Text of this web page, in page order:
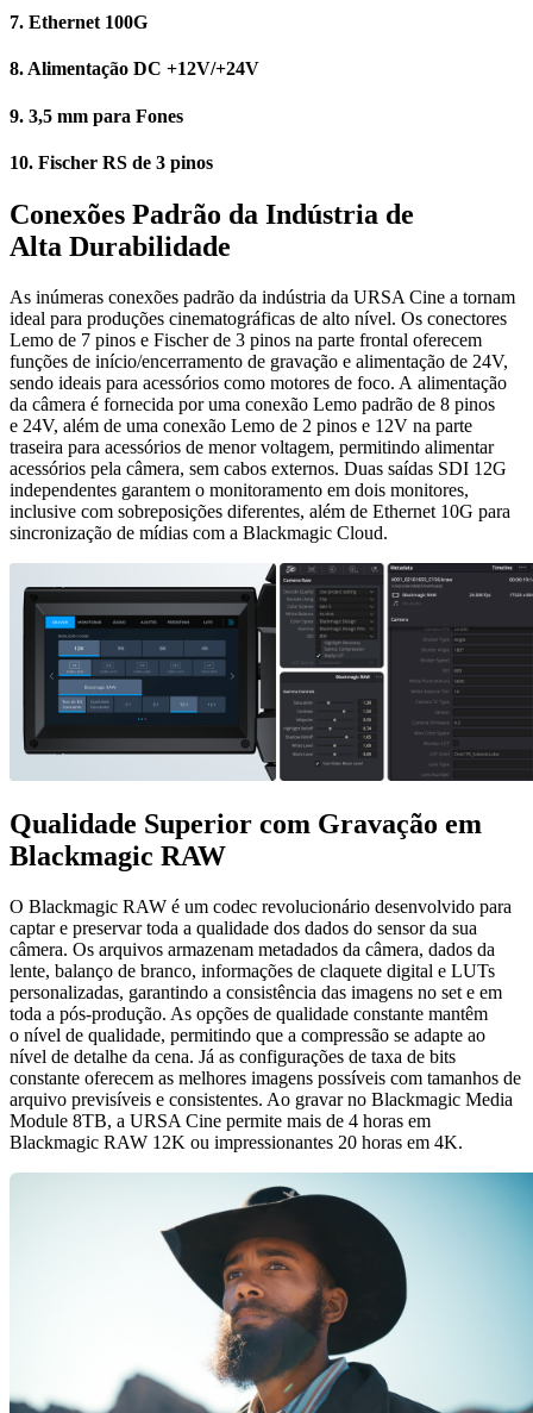
7. Ethernet 100G
8.Alimentação DC +12V/+24V
9. 3,5 mm para Fones
10. Fischer RS de 3 pinos
Conexões Padrão da Indústria de
Alta Durabilidade
As inúmeras conexões padrão da indústria da URSA Cine a tornam
ideal para produções cinematográficas de alto nível. Os conectores
Lemo de 7 pinos e Fischer de 3 pinos na parte frontal oferecem
funções de início/encerramento de gravação e alimentação de 24V,
sendo ideais para acessórios como motores de foco. A alimentação
da câmera é fornecida por uma conexão Lemo padrão de 8 pinos
e 24V, além de uma conexão Lemo de 2 pinos e 12V na parte
traseira para acessórios de menor voltagem, permitindo alimentar
acessórios pela câmera, sem cabos externos. Duas saídas SDI 12G
independentes garantem o monitoramento em dois monitores,
inclusive com sobreposições diferentes, além de Ethernet 10G para
sincronização de mídias com a Blackmagic Cloud.
Qualidade Superior com Gravação em
Blackmagic RAW
O Blackmagic RAW é um codec revolucionário desenvolvido para
captar e preservar toda a qualidade dos dados do sensor da sua
câmera. Os arquivos armazenam metadados da câmera, dados da
lente, balanço de branco, informações de claquete digital e LUTs
personalizadas, garantindo a consistência das imagens no set e em
toda a pós-produção. As opções de qualidade constante mantêm
o nível de qualidade, permitindo que a compressão se adapte ao
nível de detalhe da cena. Já as configurações de taxa de bits
constante oferecem as melhores imagens possíveis com tamanhos de
arquivo previsíveis e consistentes. Ao gravar no Blackmagic Media
Module 8TB, a URSA Cine permite mais de 4 horas em
Blackmagic RAW 12K ou impressionantes 20 horas em 4K.